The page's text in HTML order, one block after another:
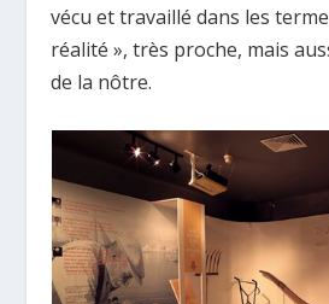
vécu et travaillé dans les
réalité », très proche, mais
de la nôtre.